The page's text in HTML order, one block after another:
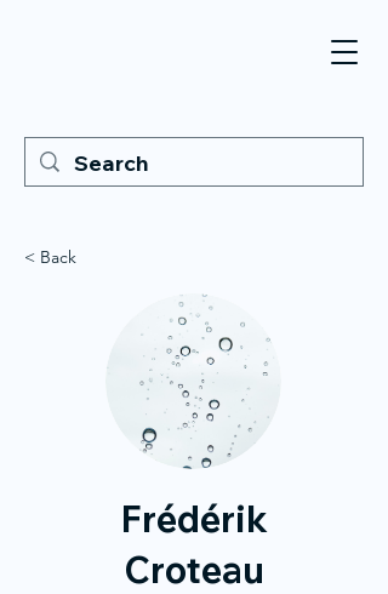
< Back
Frédérik
Croteau